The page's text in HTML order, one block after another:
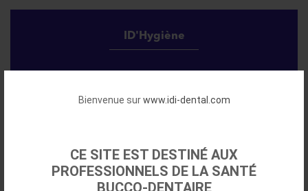
Bienvenue surwww.idi-dental.com
CE SITE EST DESTINÉ AUX
PROFESSIONNELS DE LA SANTÉ
BUCCO-DENTAIRE
ID'Hygiène